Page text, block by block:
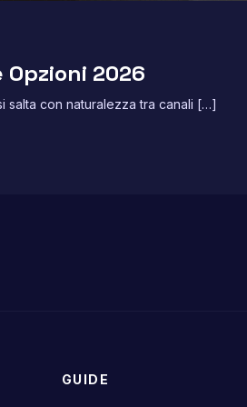
Opzioni 2026
salta con naturalezza tra canali […]
GUIDE